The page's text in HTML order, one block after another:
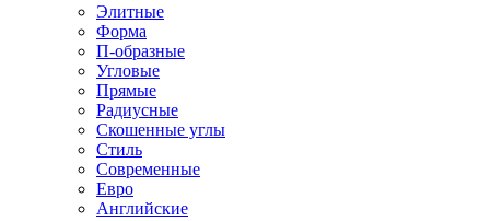
Элитные
Форма
П-образные
Угловые
Прямые
Радиусные
Скошенные углы
Стиль
Современные
Евро
Английские